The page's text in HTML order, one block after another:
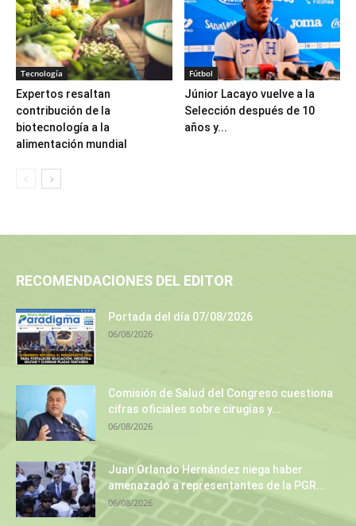
Tecnología
Expertos resaltan
contribución de la
biotecnología a la
alimentación mundial
Fútbol
Júnior Lacayo vuelve a la
Selección después de 10
años y...
RECOMENDACIONES DEL EDITOR
Portada del día 07/08/2026
06/08/2026
Comisión de Salud del Congreso cuestiona
cifras oficiales sobre cirugías y...
06/08/2026
Juan Orlando Hernández niega haber
amenazado a representantes de la PGR...
06/08/2026